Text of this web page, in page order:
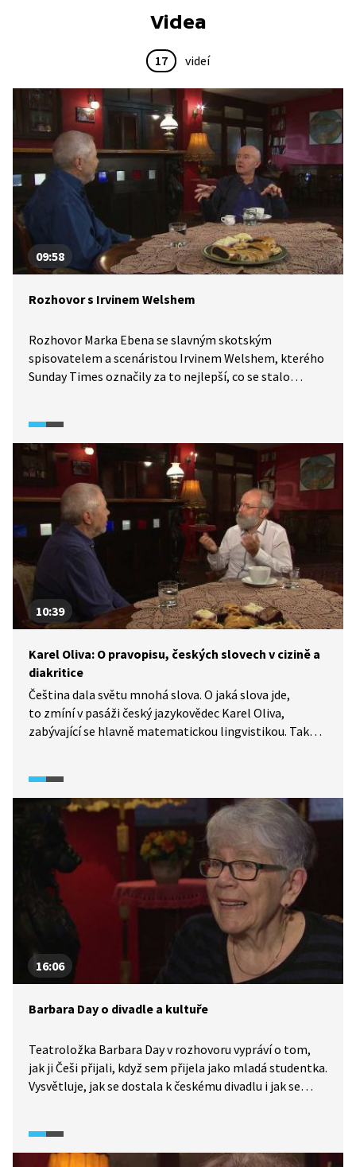
Videa
17 videí
09:58
Rozhovor s Irvinem Welshem
Rozhovor Marka Ebena se slavným skotským
spisovatelem a scenáristou Irvinem Welshem, kterého
Sunday Times označily za to nejlepší, co se stalo
románu Trainspotting, který se stal kultovním dílem.
10:39
Karel Oliva: O pravopisu, českých slovech v cizině a
diakritice
Čeština dala světu mnohá slova. O jaká slova jde,
to zmíní v pasáži český jazykovědec Karel Oliva,
zabývající se hlavně matematickou lingvistikou. Také
ke slovnímu spojení „To dáš“ a k vývoji českého jazyka.
16:06
Barbara Day o divadle a kultuře
Teatroložka Barbara Day v rozhovoru vypráví o tom,
jak ji Češi přijali, když sem přijela jako mladá studentka.
Vysvětluje, jak se dostala k českému divadlu i jak se